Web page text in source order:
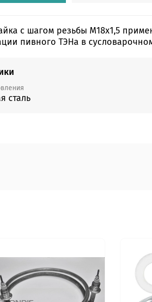
с шагом резьбы М18х1,5
пивного ТЭНа в
сталь